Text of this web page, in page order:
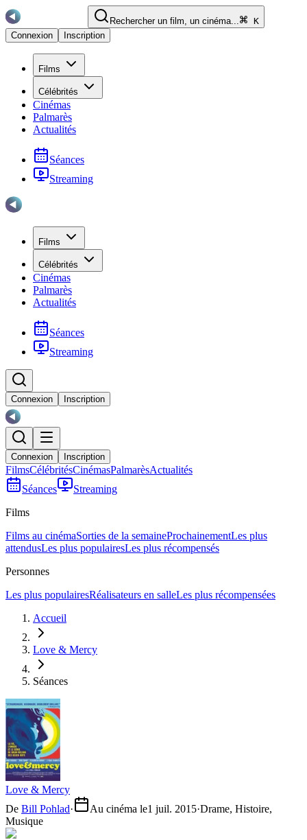
Rechercher un film, un cinéma...
K
Connexion
Inscription
Films
Célébrités
Cinémas
Palmarès
Actualités
Séances
Streaming
Films
Célébrités
Cinémas
Palmarès
Actualités
Séances
Streaming
Connexion Inscription
Connexion Inscription
FilmsCélébritésCinémasPalmarèsActualités
Séances
Streaming
Films
Films au cinémaSorties de la semaineProchainementLes plus
attendusLes plus populairesLes plus récompensés
Personnes
Les plus populairesRéalisateurs en salleLes plus récompensées
Accueil
Love & Mercy
Séances
Love & Mercy
De Bill Pohlad· Au cinéma le1 juil. 2015·Drame, Histoire,
Musique